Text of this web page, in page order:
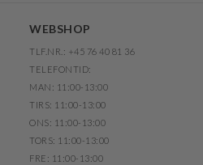
WEBSHOP
TLF.NR.: +45 76 40 81 36
TELEFONTID:
MAN: 11:00-13:00
TIRS: 11:00-13:00
ONS: 11:00-13:00
TORS: 11:00-13:00
FRE: 11:00-13:00